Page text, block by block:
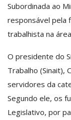
Subordinada ao
responsável pela
trabalhista na
O presidente do
Trabalho (Sinait),
servidores da
Segundo ele, os
Legislativo, por